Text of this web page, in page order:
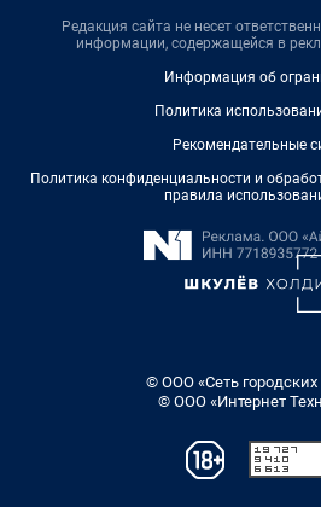
Редакция сайта не несет
информации, содержащейся в
Информация об
Политика
Рекомендательные
Политика конфиденциальности и
правила
© ООО «Сеть городских
© ООО «Интернет